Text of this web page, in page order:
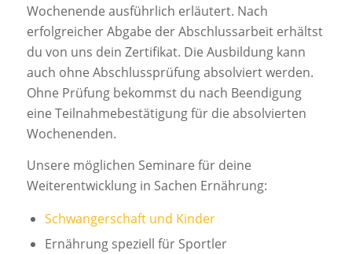
Wochenende ausführlich erläutert. Nach
erfolgreicher Abgabe der Abschlussarbeit erhältst
du von uns dein Zertifikat. Die Ausbildung kann
auch ohne Abschlussprüfung absolviert werden.
Ohne Prüfung bekommst du nach Beendigung
eine Teilnahmebestätigung für die absolvierten
Wochenenden.
Unsere möglichen Seminare für deine
Weiterentwicklung in Sachen Ernährung:
Schwangerschaft und Kinder
Ernährung speziell für Sportler